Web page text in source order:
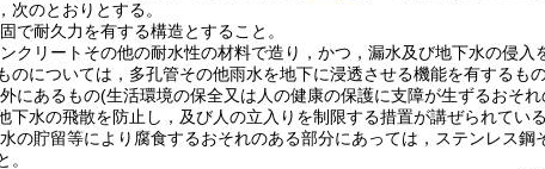
次のとおりとする。
で耐久力を有する構造とすること。
クリートその他の耐水性の材料で造り，かつ，漏水及び地下水の侵入
のについては，多孔管その他雨水を地下に浸透させる機能を有するも
にあるもの(生活環境の保全又は人の健康の保護に支障が生ずるおそ
下水の飛散を防止し，及び人の立入りを制限する措置が講ぜられている
の貯留等により腐食するおそれのある部分にあっては，ステンレス
。